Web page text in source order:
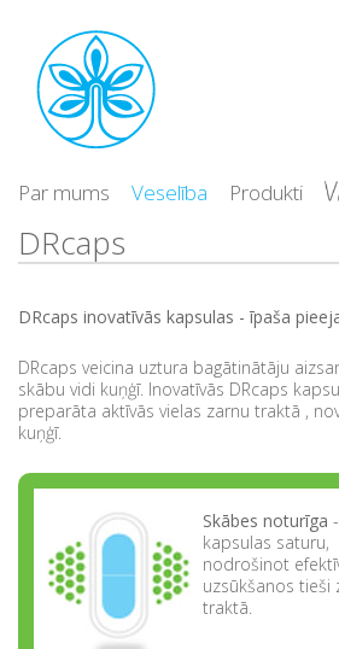
Par mums Veselība Produkti
DRcaps
DRcaps inovatīvās kapsulas - īpaša
DRcaps veicina uztura bagātinātāju
skābu vidi kuņģī. Inovatīvās DRcaps
preparāta aktīvās vielas zarnu traktā ,
kuņģī.
Skābes noturīga
kapsulas saturu,
nodrošinot
uzsūkšanos tieši
traktā.